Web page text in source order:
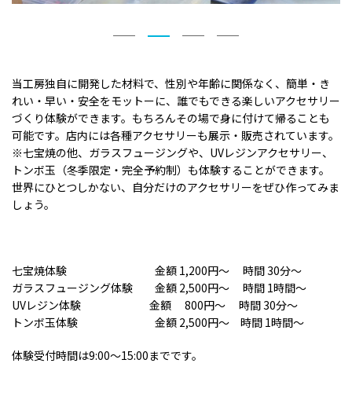
当工房独自に開発した材料で、性別や年齢に関係なく、簡単・き
れい・早い・安全をモットーに、誰でもできる楽しいアクセサリー
づくり体験ができます。もちろんその場で身に付けて帰ることも
可能です。店内には各種アクセサリーも展示・販売されています。
※七宝焼の他、ガラスフュージングや、UVレジンアクセサリー、
トンボ玉（冬季限定・完全予約制）も体験することができます。
世界にひとつしかない、自分だけのアクセサリーをぜひ作ってみま
しょう。
七宝焼体験 金額 1,200円～ 時間 30分～
ガラスフュージング体験 金額 2,500円～ 時間 1時間～
UVレジン体験 金額 800円～ 時間 30分～
トンボ玉体験 金額 2,500円～ 時間 1時間～
体験受付時間は9:00～15:00までです。